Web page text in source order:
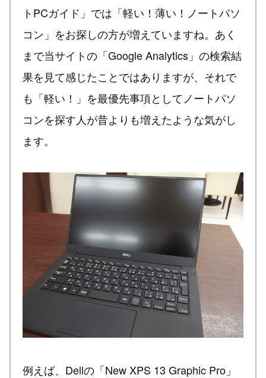
トPCガイド」では「軽い！薄い！ノートパソ
コン」をお探しの方が増えていますね。あく
まで当サイトの「Google Analytics」の検索結
果を見て感じたことではありますが、それで
も「軽い！」を最優先事項としてノートパソ
コンを探す人が昔よりも増えたような気がし
ます。
例えば、Dellの「New XPS 13 Graphic Pro」